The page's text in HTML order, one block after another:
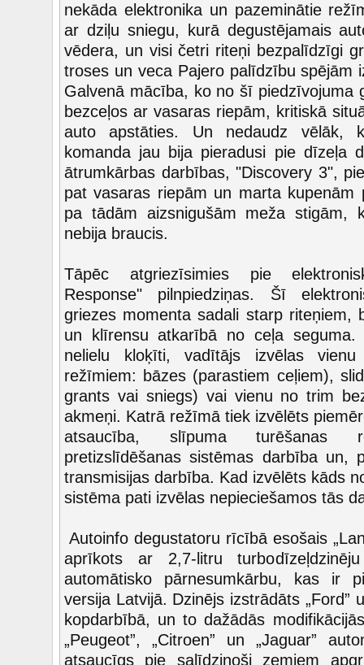
nekāda elektronika un pazeminātie
ar dziļu sniegu, kurā degustējamais
vēdera, un visi četri riteņi bezpalīdzīgi
troses un veca Pajero palīdzību spējām
Galvenā mācība, ko no šī piedzīvojuma
bezceļos ar vasaras riepām, kritiskā
auto apstāties. Un nedaudz vēlāk,
komanda jau bija pieradusi pie dīzeļa
ātrumkārbas darbības, "Discovery 3",
pat vasaras riepām un marta kupenām
pa tādām aizsnigušām meža stigām,
nebija braucis.
Tāpēc atgriezīsimies pie
Response" pilnpiedziņas. Šī
griezes momenta sadali starp riteņiem,
un klīrensu atkarībā no ceļa seguma.
nelielu kloķīti, vadītājs izvēlas
režīmiem: bāzes (parastiem ceļiem),
grants vai sniegs) vai vienu no trim
akmeņi. Katrā režīmā tiek izvēlēts
atsaucība, slīpuma turēšanas
pretizslīdēšanas sistēmas darbība un,
transmisijas darbība. Kad izvēlēts kāds
sistēma pati izvēlas nepieciešamos tās
Autoinfo degustatoru rīcībā esošais
aprīkots ar 2,7-litru
automātisko pārnesumkārbu, kas ir
versija Latvijā. Dzinējs izstrādāts „Ford”
kopdarbībā, un to dažādās
„Peugeot”, „Citroen” un „Jaguar”
atsaucīgs pie salīdzinoši zemiem